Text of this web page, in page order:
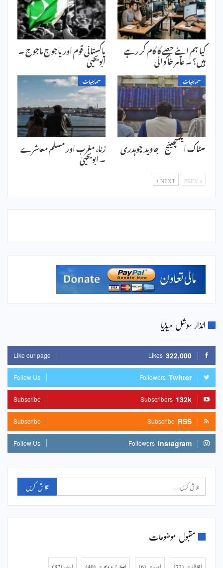
کیا ہم اپنے حصے کا کام کر رہے
ہیں؟ ۔ عامر خاکوانی
پاکستانی قوم اور یاجوج ماجوج ۔
ابویحییٰ
سماجیات
سٹاک ایکسچینج – جاوید چوہدری
سماجیات
زنا، مغرب اور مسلم معاشرے
۔ ابویحییٰ
NEXT
انذار سوشل میڈیا
322,000
Likes
Like our page
Twitter
Followers
Follow Us
132k
Subscribers
Subscribe
RSS
Subscribe
Subscribe
Instagram
Followers
Follow Us
مقبول موضوعات
اخلاقیات (72) ادبیات (6) اصلاح و دعوت (40) ایمان (87)